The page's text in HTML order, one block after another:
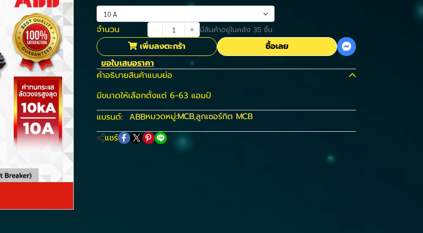
10 A
จำนวน มีสินค้าอยู่ในคลัง 35 ชิ้น
เพิ่มลงตะกร้า
ซื้อเลย
ขอใบเสนอราคา
คำอธิบายสินค้าแบบย่อ
มีขนาดให้เลือกตั้งแต่ 6-63 แอมป์
แบรนด์: ABBหมวดหมู่:MCB,ลูกเซอร์กิต MCB
แชร์